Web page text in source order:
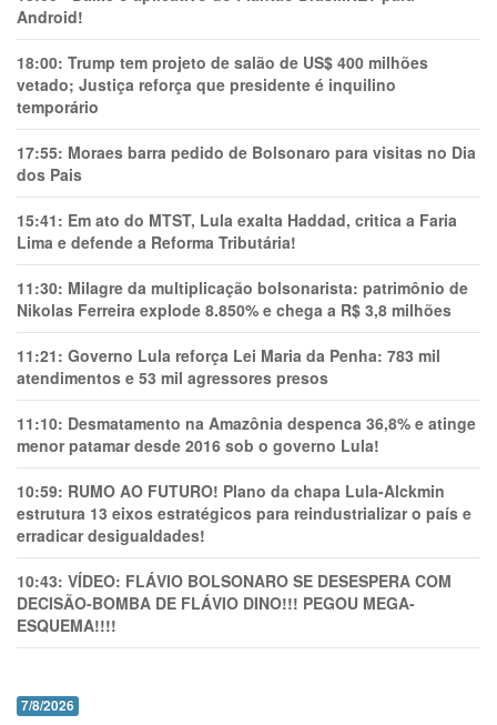
Android!
18:00: Trump tem projeto de salão de US$ 400 milhões
vetado; Justiça reforça que presidente é inquilino
temporário
17:55: Moraes barra pedido de Bolsonaro para visitas no Dia
dos Pais
15:41: Em ato do MTST, Lula exalta Haddad, critica a Faria
Lima e defende a Reforma Tributária!
11:30: Milagre da multiplicação bolsonarista: patrimônio de
Nikolas Ferreira explode 8.850% e chega a R$ 3,8 milhões
11:21: Governo Lula reforça Lei Maria da Penha: 783 mil
atendimentos e 53 mil agressores presos
11:10: Desmatamento na Amazônia despenca 36,8% e atinge
menor patamar desde 2016 sob o governo Lula!
10:59: RUMO AO FUTURO! Plano da chapa Lula-Alckmin
estrutura 13 eixos estratégicos para reindustrializar o país e
erradicar desigualdades!
10:43: VÍDEO: FLÁVIO BOLSONARO SE DESESPERA COM
DECISÃO-BOMBA DE FLÁVIO DINO!!! PEGOU MEGA-
ESQUEMA!!!!
7/8/2026